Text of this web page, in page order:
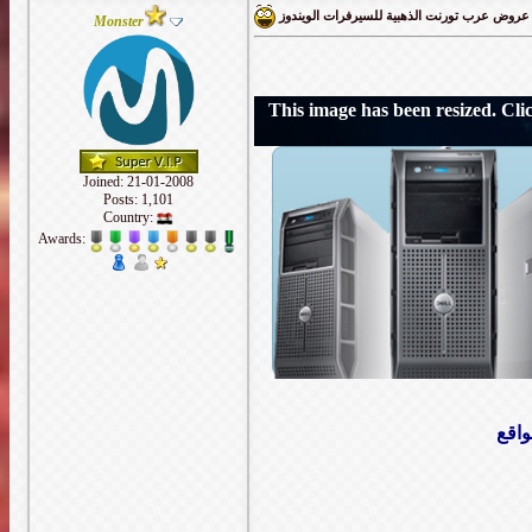
Monster
Joined: 21-01-2008
Posts: 1,101
Country:
Awards:
عروض عرب تورنت الذهبية للسيرفرات الويندوز
This image has been resized.